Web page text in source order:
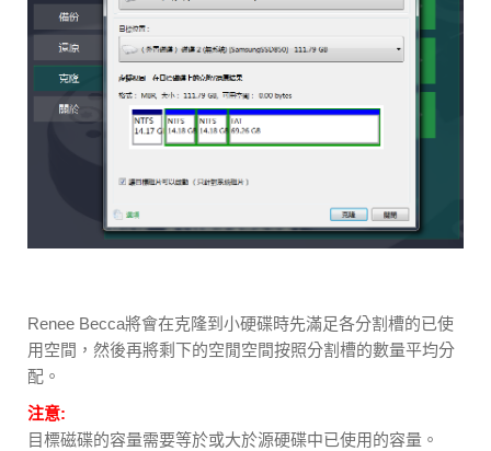
Renee Becca將會在克隆到小硬碟時先滿足各分割槽的已使
用空間，然後再將剩下的空閒空間按照分割槽的數量平均分
配。
注意:
目標磁碟的容量需要等於或大於源硬碟中已使用的容量。